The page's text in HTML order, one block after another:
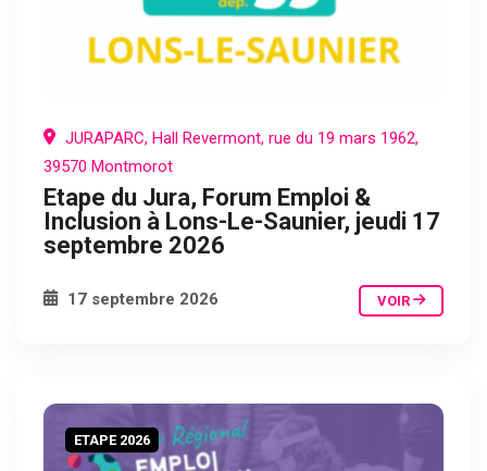
JURAPARC, Hall Revermont, rue du 19 mars 1962,
39570 Montmorot
Etape du Jura, Forum Emploi &
Inclusion à Lons-Le-Saunier, jeudi 17
septembre 2026
17 septembre 2026 VOIR
ETAPE 2026